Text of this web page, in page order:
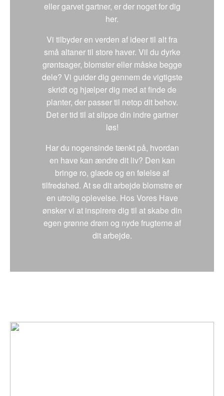
eller garvet gartner, er der noget for dig
her.
Vi tilbyder en verden af ideer til alt fra
små altaner til store haver. Vil du dyrke
grøntsager, blomster eller måske begge
dele? Vi guider dig gennem de vigtigste
skridt og hjælper dig med at finde de
planter, der passer til netop dit behov.
Det er tid til at slippe din indre gartner
løs!
Har du nogensinde tænkt på, hvordan
en have kan ændre dit liv? Den kan
bringe ro, glæde og en følelse af
tilfredshed. At se dit arbejde blomstre er
en utrolig oplevelse. Hos Vores Have
ønsker vi at inspirere dig til at skabe din
egen grønne drøm og nyde frugterne af
dit arbejde.